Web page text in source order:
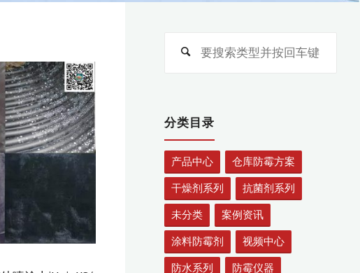
搜
分类目录
产品中心
仓库防霉方案
干燥剂系列
抗菌剂系列
未分类
案例资讯
涂料防霉剂
视频中心
防水系列
防霉仪器